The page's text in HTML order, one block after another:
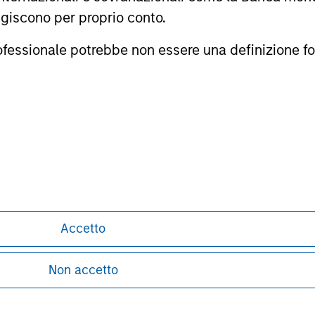
per proprio conto.
potrebbe non essere una definizione
Accetto
Non accetto
del Morningstar Rating a tre, cinque e 10 anni (se
del rating a tre anni per 60-119 mesi di rendimenti totali, e
triennio più recente, perché è incluso in tutti e tre i periodi
Careers